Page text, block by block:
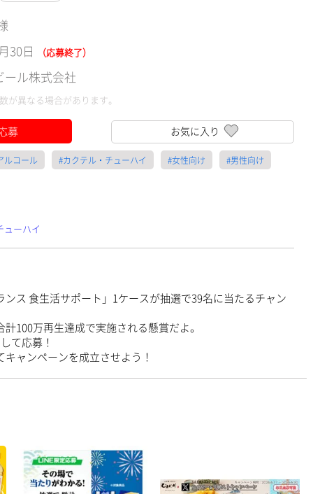
30日
（応募終了）
ール株式会社
異なる場合があります。
募 お気に入り
ルコール #カクテル・チューハイ #女性向け #男性向け
ューハイ
ンス 食生活サポート」1ケースが抽選で39名に当たるチャン
100万再生達成で実施される懸賞だよ。
て応募！
ャンペーンを成立させよう！